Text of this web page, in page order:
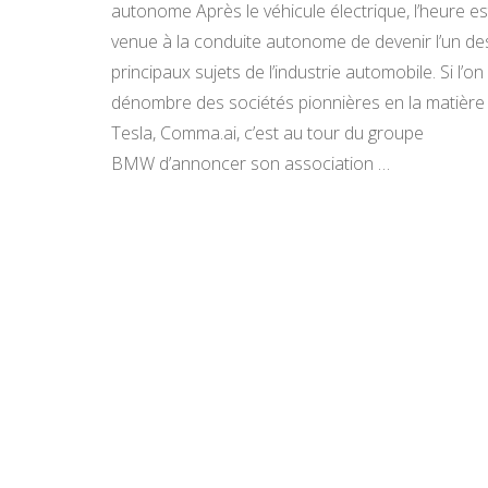
autonome Après le véhicule électrique, l’heure
venue à la conduite autonome de devenir l’un
principaux sujets de l’industrie automobile. Si l’on
dénombre des sociétés pionnières en la matière
Tesla, Comma.ai, c’est au tour du groupe
BMW d’annoncer son association …